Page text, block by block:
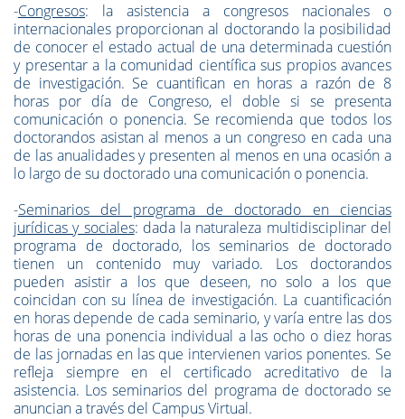
-Congresos: la asistencia a congresos nacionales o
internacionales proporcionan al doctorando la posibilidad
de conocer el estado actual de una determinada cuestión
y presentar a la comunidad científica sus propios avances
de investigación. Se cuantifican en horas a razón de 8
horas por día de Congreso, el doble si se presenta
comunicación o ponencia. Se recomienda que todos los
doctorandos asistan al menos a un congreso en cada una
de las anualidades y presenten al menos en una ocasión a
lo largo de su doctorado una comunicación o ponencia.
-Seminarios del programa de doctorado en ciencias
jurídicas y sociales: dada la naturaleza multidisciplinar del
programa de doctorado, los seminarios de doctorado
tienen un contenido muy variado. Los doctorandos
pueden asistir a los que deseen, no solo a los que
coincidan con su línea de investigación. La cuantificación
en horas depende de cada seminario, y varía entre las dos
horas de una ponencia individual a las ocho o diez horas
de las jornadas en las que intervienen varios ponentes. Se
refleja siempre en el certificado acreditativo de la
asistencia. Los seminarios del programa de doctorado se
anuncian a través del Campus Virtual.